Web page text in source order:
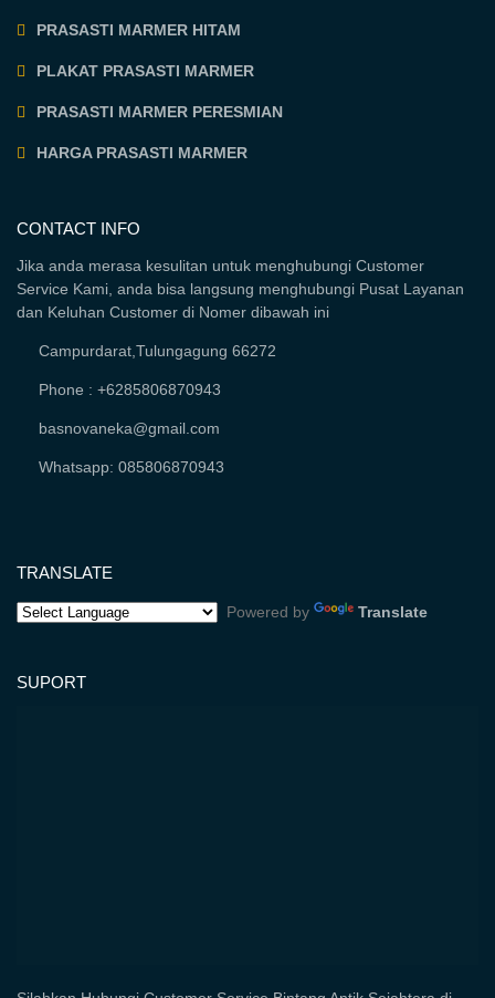
PRASASTI MARMER HITAM
PLAKAT PRASASTI MARMER
PRASASTI MARMER PERESMIAN
HARGA PRASASTI MARMER
CONTACT INFO
Jika anda merasa kesulitan untuk menghubungi Customer
Service Kami, anda bisa langsung menghubungi Pusat Layanan
dan Keluhan Customer di Nomer dibawah ini
Campurdarat,Tulungagung 66272
Phone : +6285806870943
basnovaneka@gmail.com
Whatsapp: 085806870943
TRANSLATE
Powered by Translate
SUPORT